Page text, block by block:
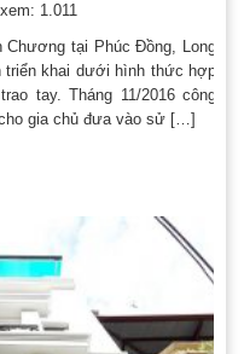
1.011
tại Phúc Đồng, Long
triển khai dưới hình thức hợp
tay. Tháng 11/2016 công
gia chủ đưa vào sử […]